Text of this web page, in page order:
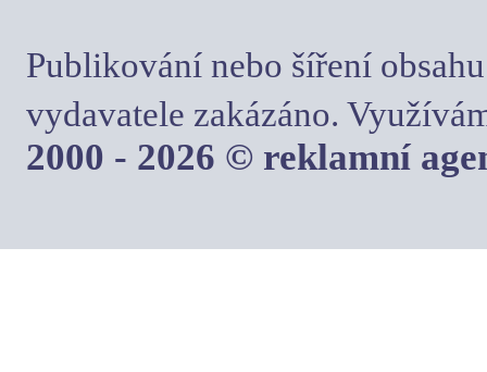
Publikování nebo šíření
vydavatele zakázáno.
2000 - 2026 © reklamní